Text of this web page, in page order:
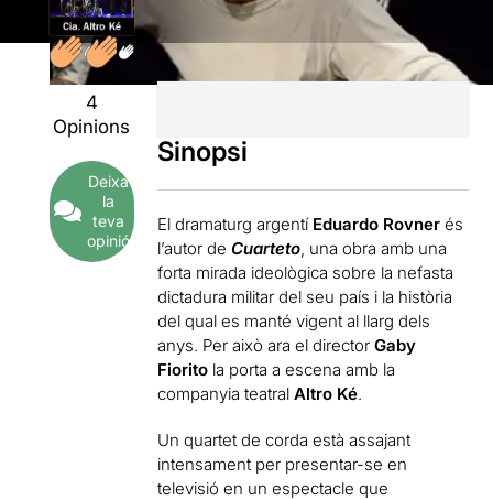
4
Opinions
Deixa
la
teva
opinió
Sinopsi
El dramaturg argentí Eduardo Rovner és
l’autor deCuarteto , una obra amb una
forta mirada ideològica sobre la nefasta
dictadura militar del seu país i la història
del qual es manté vigent al llarg dels
anys. Per això ara el directorGaby
Fiorito la porta a escena amb la
companyia teatralAltro Ké.
Un quartet de corda està assajant
intensament per presentar-se en
televisió en un espectacle que